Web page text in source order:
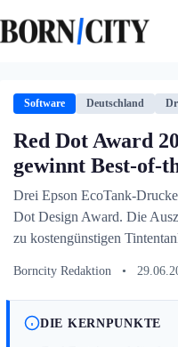
Inhalt
springen
Software Deutschland
Red Dot Award
gewinnt Best-of-
Drei Epson EcoTank-
Dot Design Award. Die
zu kostengünstigen
Borncity Redaktion •
DIE KERNPUNKTE